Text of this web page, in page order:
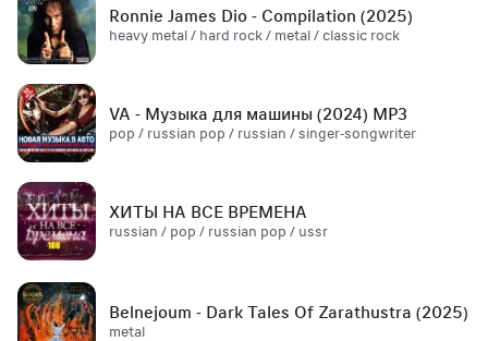
Ronnie James Dio - Compilation (2025)
heavy metal / hard rock / metal / classic rock
VA - Музыка для машины (2024) MP3
pop / russian pop / russian / singer-songwriter
ХИТЫ НА ВСЕ ВРЕМЕНА
russian / pop / russian pop / ussr
Belnejoum - Dark Tales Of Zarathustra (2025)
metal